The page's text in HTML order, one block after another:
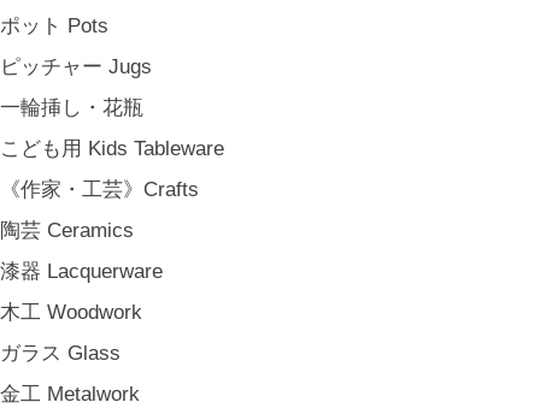
ポット Pots
ピッチャー Jugs
一輪挿し・花瓶
こども用 Kids Tableware
《作家・工芸》Crafts
陶芸 Ceramics
漆器 Lacquerware
木工 Woodwork
ガラス Glass
金工 Metalwork